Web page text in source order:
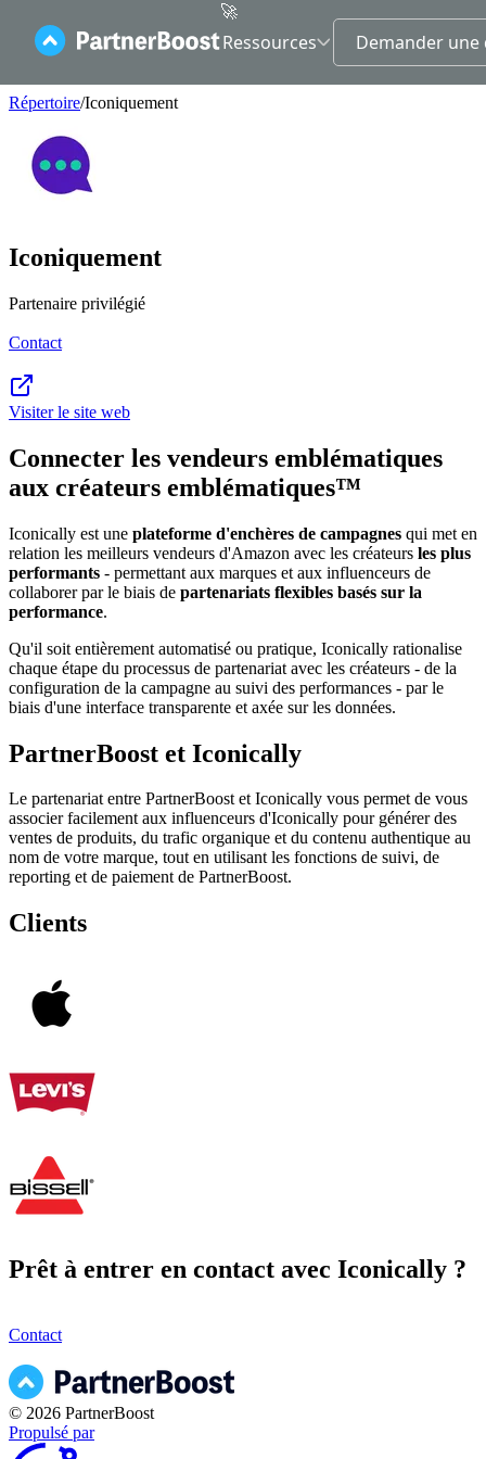
🚀
Ressources
Demander
Répertoire/Iconiquement
Iconiquement
Partenaire privilégié
Contact
Visiter le site web
Connecter les vendeurs emblématiques
aux créateurs emblématiques™
Iconically est une plateforme d'enchères de campagnes qui met en
relation les meilleurs vendeurs d'Amazon avec les créateurs les plus
performants - permettant aux marques et aux influenceurs de
collaborer par le biais de partenariats flexibles basés sur la
performance.
Qu'il soit entièrement automatisé ou pratique, Iconically rationalise
chaque étape du processus de partenariat avec les créateurs - de la
configuration de la campagne au suivi des performances - par le
biais d'une interface transparente et axée sur les données.
PartnerBoost et Iconically
Le partenariat entre PartnerBoost et Iconically vous permet de vous
associer facilement aux influenceurs d'Iconically pour générer des
ventes de produits, du trafic organique et du contenu authentique au
nom de votre marque, tout en utilisant les fonctions de suivi, de
reporting et de paiement de PartnerBoost.
Clients
Prêt à entrer en contact avec Iconically ?
Contact
© 2026 PartnerBoost
Propulsé par